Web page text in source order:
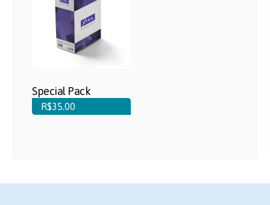
Special Pack
R$35.00